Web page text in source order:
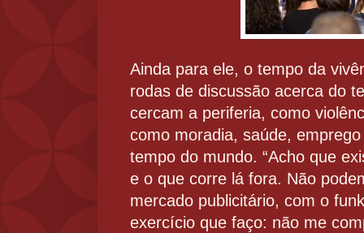
Ainda para ele, o tempo da
rodas de discussão acerca do
cercam a periferia, como
como moradia, saúde,
tempo do mundo. “Acho que
e o que corre lá fora. Não
mercado publicitário, com o
exercício que faço: não me